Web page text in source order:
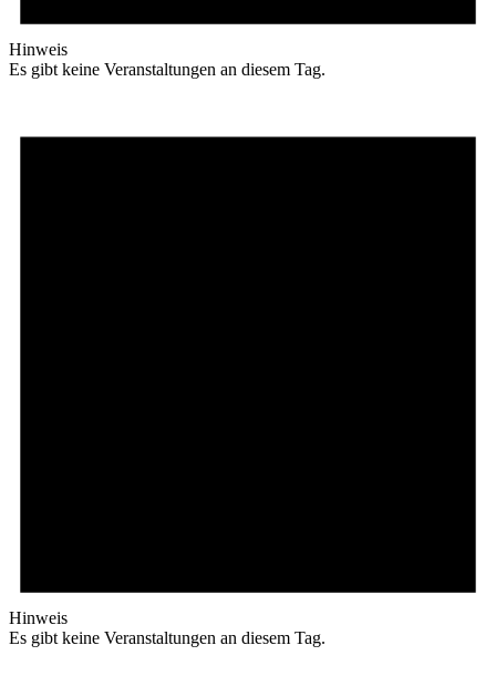
Hinweis
Es gibt keine Veranstaltungen an diesem Tag.
Hinweis
Es gibt keine Veranstaltungen an diesem Tag.